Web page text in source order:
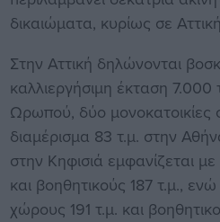
δικαιώματα, κυρίως σε
Στην Αττική δηλώνονται
καλλιεργήσιμη έκταση
Ωρωπού, δύο μονοκατοικίες
διαμέρισμα 83 τ.μ. στην
στην Κηφισιά εμφανίζεται
και βοηθητικούς 187 τ.μ.,
χώρους 191 τ.μ. και